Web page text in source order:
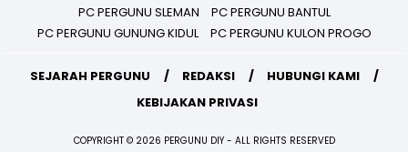
PC PERGUNU SLEMAN
PC PERGUNU BANTUL
PC PERGUNU GUNUNG KIDUL
PC PERGUNU KULON PROGO
SEJARAH PERGUNU REDAKSI
HUBUNGI KAMI
KEBIJAKAN PRIVASI
COPYRIGHT © 2026 PERGUNU DIY - ALL RIGHTS RESERVED